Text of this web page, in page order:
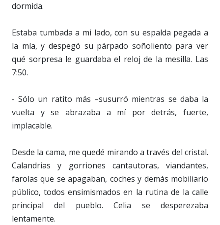
dormida.
Estaba tumbada a mi lado, con su espalda pegada a
la mía, y despegó su párpado soñoliento para ver
qué sorpresa le guardaba el reloj de la mesilla. Las
7:50.
- Sólo un ratito más –susurró mientras se daba la
vuelta y se abrazaba a mí por detrás, fuerte,
implacable.
Desde la cama, me quedé mirando a través del cristal.
Calandrias y gorriones cantautoras, viandantes,
farolas que se apagaban, coches y demás mobiliario
público, todos ensimismados en la rutina de la calle
principal del pueblo. Celia se desperezaba
lentamente.